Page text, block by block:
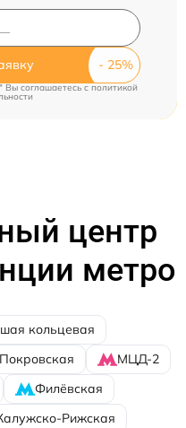
Вы соглашаетесь c политикой
центр
метро
кольцевая
МЦД-2
Филёвская
Рижская